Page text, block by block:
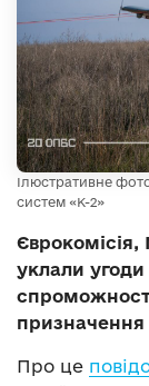
Ілюстративне
систем «К-2»
Єврокомісія,
уклали
Про це